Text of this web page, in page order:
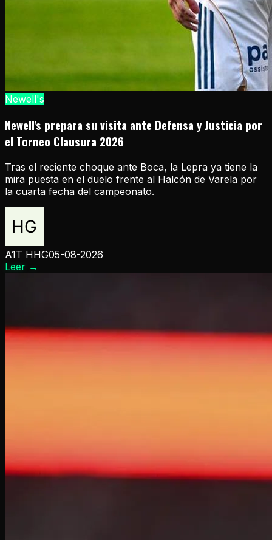
Newell's
Newell's prepara su visita ante Defensa y Justicia por
el Torneo Clausura 2026
Tras el reciente choque ante Boca, la Lepra ya tiene la
mira puesta en el duelo frente al Halcón de Varela por
la cuarta fecha del campeonato.
A1T HHG05-08-2026
Leer →